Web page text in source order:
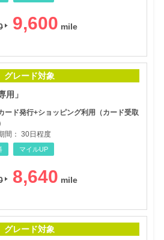
9,600
グレード対象
用」
ード発行+ショッピング利用（カード受取
間： 30日程度
マイルUP
8,640
グレード対象